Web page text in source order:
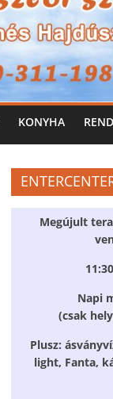
KONYHA
Megújult
Napi
(csak
Plusz:
light, Fanta,